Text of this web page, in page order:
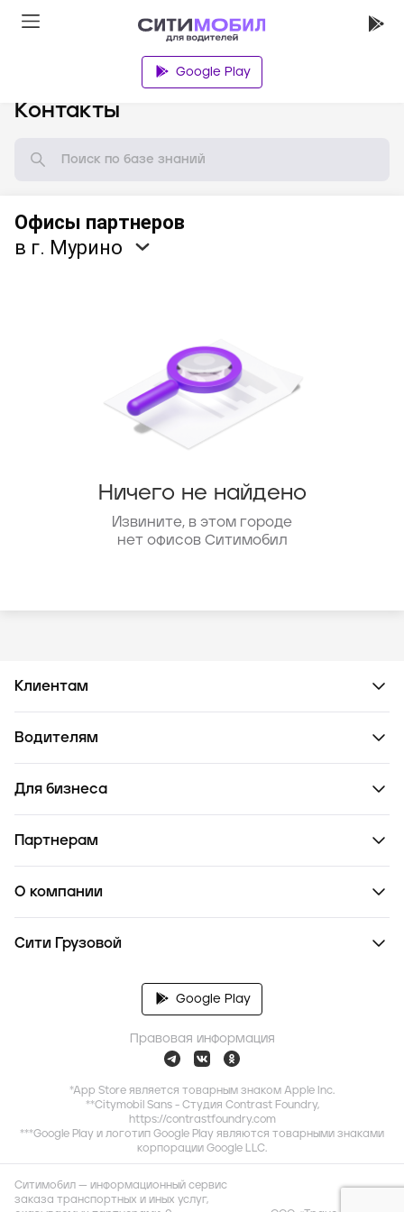
Google Play
Контакты
Офисы партнеров
в г. Мурино
Ничего не найдено
Извините, в этом городе
нет офисов Ситимобил
Клиентам
Водителям
Для бизнеса
Партнерам
О компании
Сити Грузовой
Google Play
Правовая информация
*App Store является товарным знаком Apple Inc.
**Citymobil Sans - Студия Contrast Foundry,
https://contrastfoundry.com
***Google Play и логотип Google Play являются товарными знаками
корпорации Google LLC.
Ситимобил — информационный сервис
заказа транспортных и иных услуг,